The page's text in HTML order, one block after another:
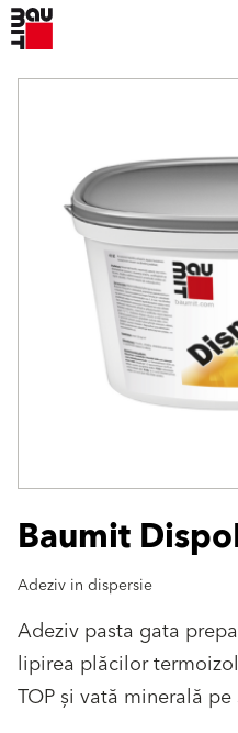
Baumit
Adeziv in dispersie
Adeziv pasta gata
lipirea plăcilor
TOP și vată minerală